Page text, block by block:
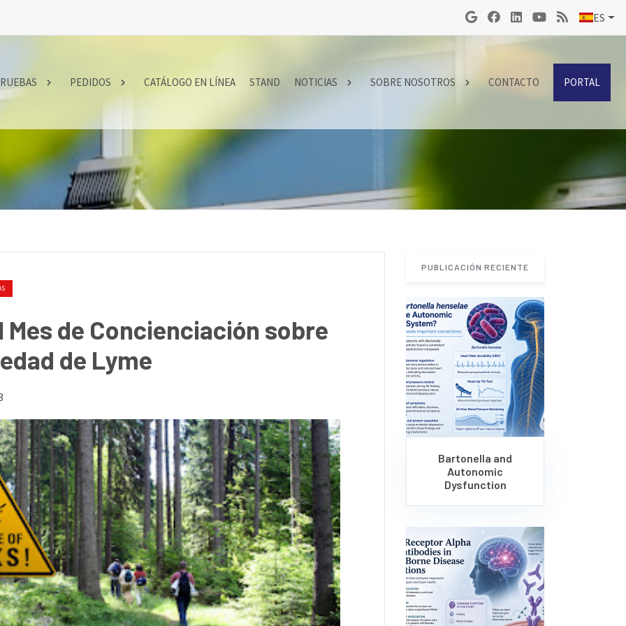
ES
PEDIDOS CATÁLOGO EN LÍNEA STAND NOTICIAS SOBRE NOSOTROS CONTACTO PORTAL
Mes de Concienciación sobre
de Lyme
PUBLICACIÓN RECIENTE
Bartonella and
Autonomic
Dysfunction